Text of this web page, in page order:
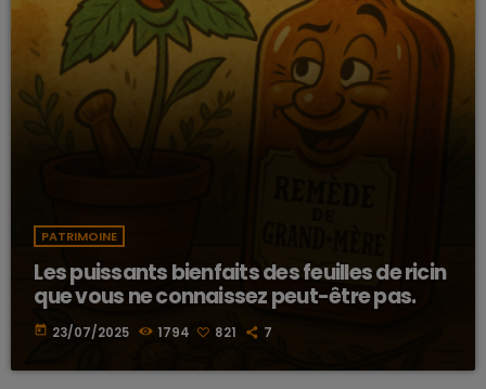
PATRIMOINE
Les puissants bienfaits des feuilles de ricin
que vous ne connaissez peut-être pas.
today 23/07/2025 1794 821 7